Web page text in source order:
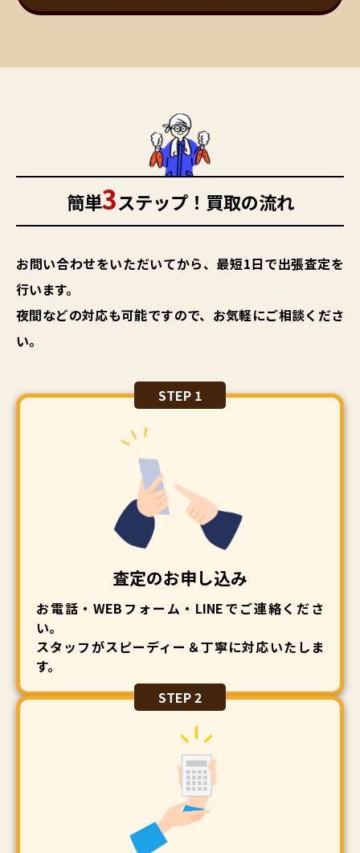
簡単3ステップ！買取の流れ
お問い合わせをいただいてから、最短1日で出張査定を
行います。
夜間などの対応も可能ですので、お気軽にご相談くださ
い。
STEP 1
査定のお申し込み
お電話・WEBフォーム・LINEでご連絡くださ
い。
スタッフがスピーディー＆丁寧に対応いたしま
す。
STEP 2